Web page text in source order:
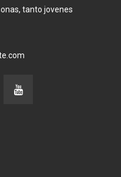
tanto jovenes